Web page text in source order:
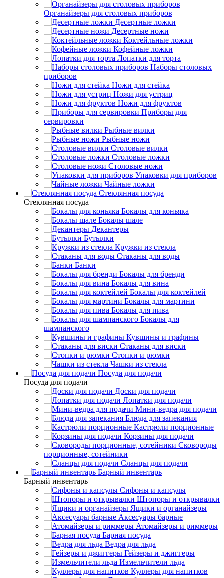
Органайзеры для столовых приборов
Десертные ложки
Десертные ножи
Коктейльные ложки
Кофейные ложки
Лопатки для торта
Наборы столовых
приборов
Ножи для стейка
Ножи для устриц
Ножи для фруктов
Приборы для
сервировки
Рыбные вилки
Рыбные ножи
Столовые вилки
Столовые ложки
Столовые ножи
Упаковки для приборов
Чайные ложки
Стеклянная посуда
Стеклянная посуда
Бокалы для коньяка
Бокалы шале
Декантеры
Бутылки
Кружки из стекла
Стаканы для воды
Банки
Бокалы для бренди
Бокалы для вина
Бокалы для коктейлей
Бокалы для мартини
Бокалы для пива
Бокалы для
шампанского
Кувшины и графины
Стаканы для виски
Стопки и рюмки
Чашки из стекла
Посуда для подачи
Посуда для подачи
Доски для подачи
Лопатки для подачи
Мини-ведра для подачи
Блюда для запекания
Кастрюли порционные
Корзины для подачи
Сковороды
порционные, сотейники
Сланцы для подачи
Барный инвентарь
Барный инвентарь
Сифоны и капсулы
Штопоры и открывалки
Ящики и органайзеры
Аксесуары барные
Атомайзеры и риммеры
Барная посуда
Ведра для льда
Гейзеры и джиггеры
Измельчители льда
Куллеры для напитков